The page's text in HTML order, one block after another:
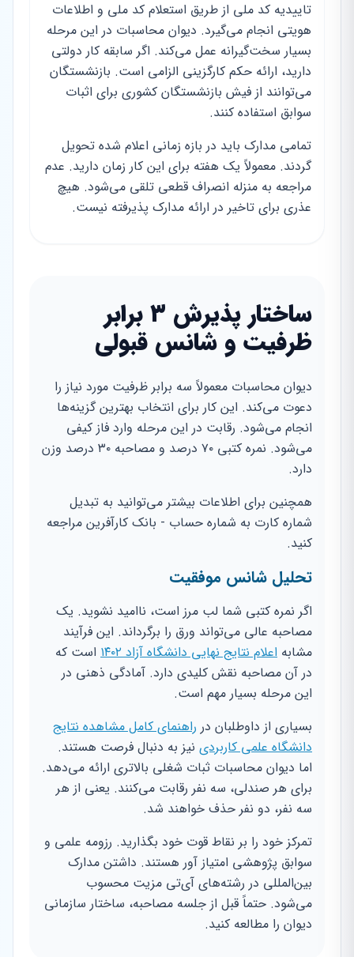
تاییدیه کد ملی از طریق استعلام کد ملی و اطلاعات
هویتی انجام می‌گیرد. دیوان محاسبات در این مرحله
بسیار سخت‌گیرانه عمل می‌کند. اگر سابقه کار دولتی
دارید، ارائه حکم کارگزینی الزامی است. بازنشستگان
می‌توانند از فیش بازنشستگان کشوری برای اثبات
سوابق استفاده کنند.
تمامی مدارک باید در بازه زمانی اعلام شده تحویل
گردند. معمولاً یک هفته برای این کار زمان دارید. عدم
مراجعه به منزله انصراف قطعی تلقی می‌شود. هیچ
عذری برای تاخیر در ارائه مدارک پذیرفته نیست.
ساختار پذیرش ۳ برابر
ظرفیت و شانس قبولی
دیوان محاسبات معمولاً سه برابر ظرفیت مورد نیاز را
دعوت می‌کند. این کار برای انتخاب بهترین گزینه‌ها
انجام می‌شود. رقابت در این مرحله وارد فاز کیفی
می‌شود. نمره کتبی ۷۰ درصد و مصاحبه ۳۰ درصد وزن
دارد.
همچنین برای اطلاعات بیشتر می‌توانید به تبدیل
شماره کارت به شماره حساب - بانک کارآفرین مراجعه
کنید.
تحلیل شانس موفقیت
اگر نمره کتبی شما لب مرز است، ناامید نشوید. یک
مصاحبه عالی می‌تواند ورق را برگرداند. این فرآیند
مشابه اعلام نتایج نهایی دانشگاه آزاد ۱۴۰۲
است که
در آن مصاحبه نقش کلیدی دارد. آمادگی ذهنی در
این مرحله بسیار مهم است.
بسیاری از داوطلبان در راهنمای کامل مشاهده نتایج
دانشگاه علمی کاربردی نیز به دنبال فرصت هستند.
اما دیوان محاسبات ثبات شغلی بالاتری ارائه می‌دهد.
برای هر صندلی، سه نفر رقابت می‌کنند. یعنی از هر
سه نفر، دو نفر حذف خواهند شد.
تمرکز خود را بر نقاط قوت خود بگذارید. رزومه علمی و
سوابق پژوهشی امتیاز آور هستند. داشتن مدارک
بین‌المللی در رشته‌های آی‌تی مزیت محسوب
می‌شود. حتماً قبل از جلسه مصاحبه، ساختار سازمانی
دیوان را مطالعه کنید.